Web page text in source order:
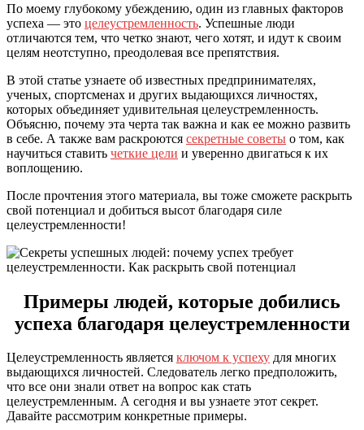
По моему глубокому убеждению, один из главных факторов
успеха — это целеустремленность. Успешные люди
отличаются тем, что четко знают, чего хотят, и идут к своим
целям неотступно, преодолевая все препятствия.
В этой статье узнаете об известных предпринимателях,
ученых, спортсменах и других выдающихся личностях,
которых объединяет удивительная целеустремленность.
Объясню, почему эта черта так важна и как ее можно развить
в себе. А также вам раскроются секретные советы о том, как
научиться ставить четкие цели и уверенно двигаться к их
воплощению.
После прочтения этого материала, вы тоже сможете раскрыть
свой потенциал и добиться высот благодаря силе
целеустремленности!
Примеры людей, которые добились
успеха благодаря целеустремленности
Целеустремленность является ключом к успеху для многих
выдающихся личностей. Следователь легко предположить,
что все они знали ответ на вопрос как стать
целеустремленным. А сегодня и вы узнаете этот секрет.
Давайте рассмотрим конкретные примеры.